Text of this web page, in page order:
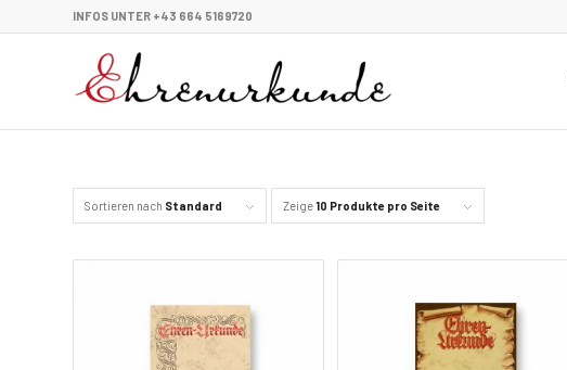
INFOS UNTER +43 664 5169720
Sortieren nach Standard Zeige10 Produkte pro Seite